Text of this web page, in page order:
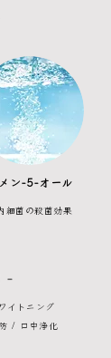
ン-5-オール
細菌の殺菌効果
-
イトニング
/ 口中浄化